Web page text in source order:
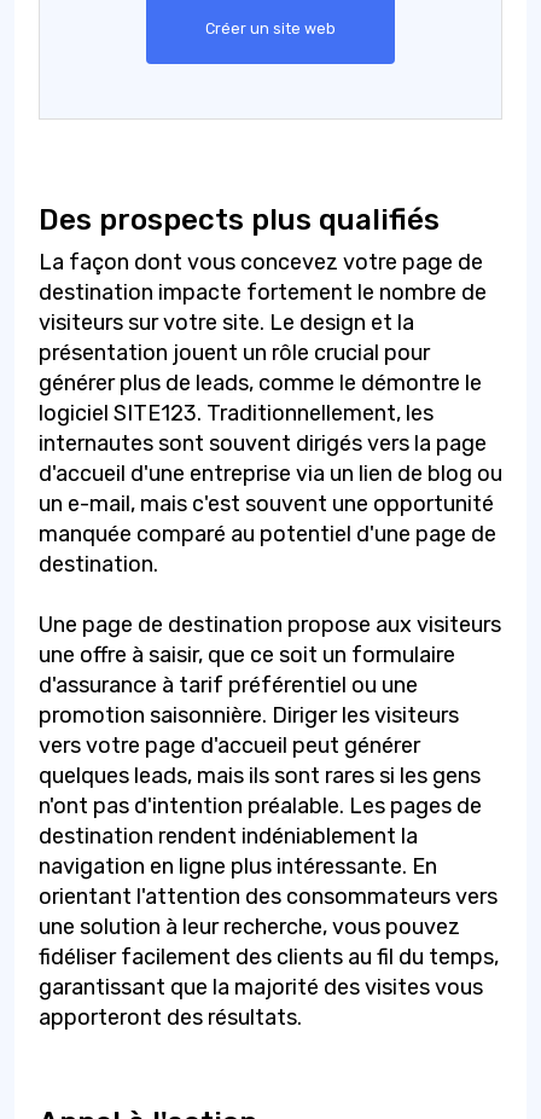
Créer un site web
Des prospects plus qualifiés
La façon dont vous concevez votre page de
destination impacte fortement le nombre de
visiteurs sur votre site. Le design et la
présentation jouent un rôle crucial pour
générer plus de leads, comme le démontre le
logiciel SITE123. Traditionnellement, les
internautes sont souvent dirigés vers la page
d'accueil d'une entreprise via un lien de blog ou
un e-mail, mais c'est souvent une opportunité
manquée comparé au potentiel d'une page de
destination.
Une page de destination propose aux visiteurs
une offre à saisir, que ce soit un formulaire
d'assurance à tarif préférentiel ou une
promotion saisonnière. Diriger les visiteurs
vers votre page d'accueil peut générer
quelques leads, mais ils sont rares si les gens
n'ont pas d'intention préalable. Les pages de
destination rendent indéniablement la
navigation en ligne plus intéressante. En
orientant l'attention des consommateurs vers
une solution à leur recherche, vous pouvez
fidéliser facilement des clients au fil du temps,
garantissant que la majorité des visites vous
apporteront des résultats.